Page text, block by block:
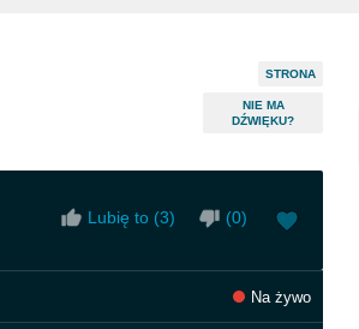
STRONA
NIE MA
DŹWIĘKU?
Lubię to (3) (0)
Na żywo